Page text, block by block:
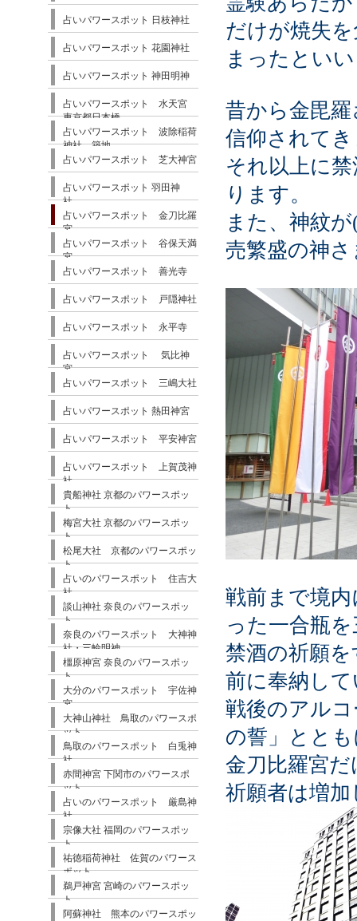
だけが焼失
まったとい
昔から金毘
信仰されて
それ以上に
ります。
また、神紋
売繁盛の神
戦前まで境
った一合瓶
禁酒の祈願
前に奉納し
戦後のアル
の誓」とと
金刀比羅宮
祈願者は増
占いパワースポット 日枝神社
占いパワースポット 花園神社
占いパワースポット 神田明神
占いパワースポット 水天宮
東京都日本橋
占いパワースポット 波除稲荷
神社 築地
占いパワースポット 芝大神宮
占いパワースポット 羽田神
社
占いパワースポット 金刀比羅
宮
占いパワースポット 谷保天満
宮
占いパワースポット 善光寺
占いパワースポット 戸隠神社
占いパワースポット 永平寺
占いパワースポット 気比神
宮
占いパワースポット 三嶋大社
占いパワースポット 熱田神宮
占いパワースポット 平安神宮
占いパワースポット 上賀茂神
社
貴船神社 京都のパワースポッ
ト
梅宮大社 京都のパワースポッ
ト
松尾大社 京都のパワースポッ
ト
占いのパワースポット 住吉大
社
談山神社 奈良のパワースポッ
ト
奈良のパワースポット 大神神
社・三輪明神
橿原神宮 奈良のパワースポッ
ト
大分のパワースポット 宇佐神
宮
大神山神社 鳥取のパワースポ
ット
鳥取のパワースポット 白兎神
社
赤間神宮 下関市のパワースポ
ット
占いのパワースポット 厳島神
社
宗像大社 福岡のパワースポッ
ト
祐徳稲荷神社 佐賀のパワース
ポット
鵜戸神宮 宮崎のパワースポッ
ト
阿蘇神社 熊本のパワースポッ